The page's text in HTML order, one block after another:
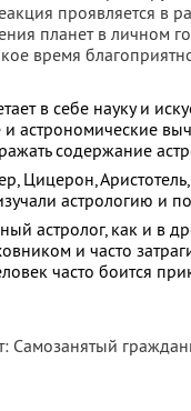
проявляется в
планет в личном
время
в себе науку и
и астрономические
содержание
Цицерон,
астрологию и
астролог, как и в
и часто
часто боится
Самозанятый